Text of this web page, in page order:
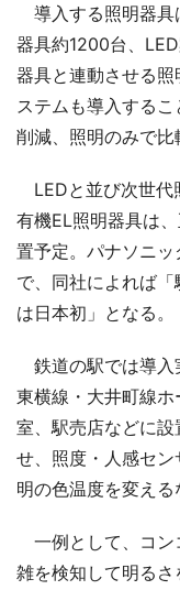
導入する照明器具
器具約1200台、
器具と連動させる
ステムも導入する
削減、照明のみで比
LEDと並び次世代
有機EL照明器具は
置予定。パナソニ
で、同社によれば
は日本初」となる。
鉄道の駅では導入
東横線・大井町線
室、駅売店などに
せ、照度・人感セ
明の色温度を変える
一例として、コン
雑を検知して明る